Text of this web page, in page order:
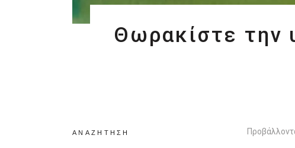
Θωρακίστε την
for: